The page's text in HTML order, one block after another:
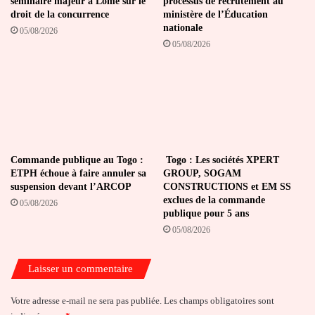
droit de la concurrence
05/08/2026
ministère de l’Éducation
nationale
05/08/2026
Commande publique au Togo :
ETPH échoue à faire annuler sa
suspension devant l’ARCOP
05/08/2026
Togo : Les sociétés XPERT
GROUP, SOGAM
CONSTRUCTIONS et EM SS
exclues de la commande
publique pour 5 ans
05/08/2026
Laisser un commentaire
Votre adresse e-mail ne sera pas publiée. Les champs obligatoires sont